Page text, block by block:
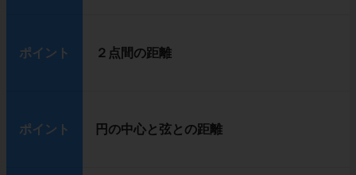
ポイント ２点間の距離
ポイント 円の中心と弦との距離